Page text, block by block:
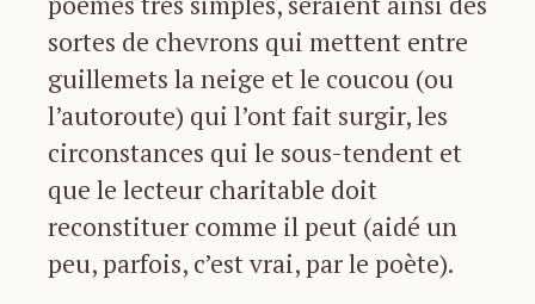
sortes de chevrons qui mettent entre
guillemets la neige et le coucou (ou
l’autoroute) qui l’ont fait surgir, les
circonstances qui le sous-tendent et
que le lecteur charitable doit
reconstituer comme il peut (aidé un
peu, parfois, c’est vrai, par le poète).